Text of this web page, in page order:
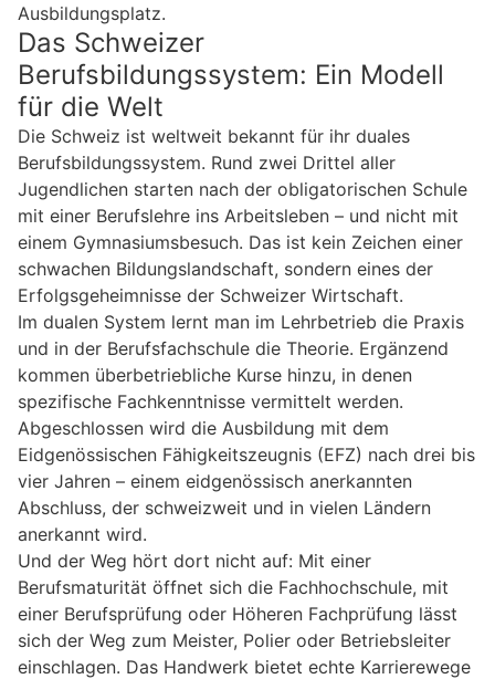
Ausbildungsplatz.
Das Schweizer
Berufsbildungssystem: Ein Modell
für die Welt
Die Schweiz ist weltweit bekannt für ihr duales
Berufsbildungssystem. Rund zwei Drittel aller
Jugendlichen starten nach der obligatorischen Schule
mit einer Berufslehre ins Arbeitsleben – und nicht mit
einem Gymnasiumsbesuch. Das ist kein Zeichen einer
schwachen Bildungslandschaft, sondern eines der
Erfolgsgeheimnisse der Schweizer Wirtschaft.
Im dualen System lernt man im Lehrbetrieb die Praxis
und in der Berufsfachschule die Theorie. Ergänzend
kommen überbetriebliche Kurse hinzu, in denen
spezifische Fachkenntnisse vermittelt werden.
Abgeschlossen wird die Ausbildung mit dem
Eidgenössischen Fähigkeitszeugnis (EFZ) nach drei bis
vier Jahren – einem eidgenössisch anerkannten
Abschluss, der schweizweit und in vielen Ländern
anerkannt wird.
Und der Weg hört dort nicht auf: Mit einer
Berufsmaturität öffnet sich die Fachhochschule, mit
einer Berufsprüfung oder Höheren Fachprüfung lässt
sich der Weg zum Meister, Polier oder Betriebsleiter
einschlagen. Das Handwerk bietet echte Karrierewege